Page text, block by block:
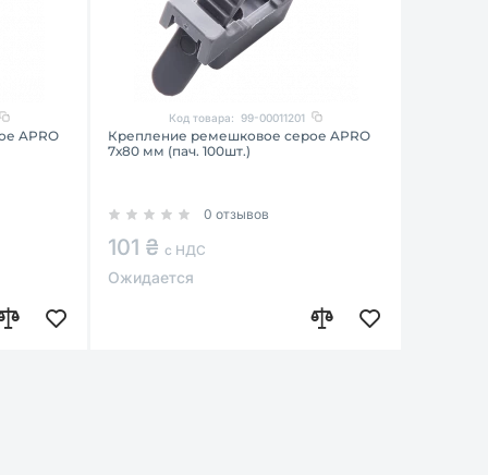
APRO
Код товара: 99-00011201
Крепление ремешковое серое APRO
7х80 мм (пач. 100шт.)
0 отзывов
101 ₴с НДС
Ожидается